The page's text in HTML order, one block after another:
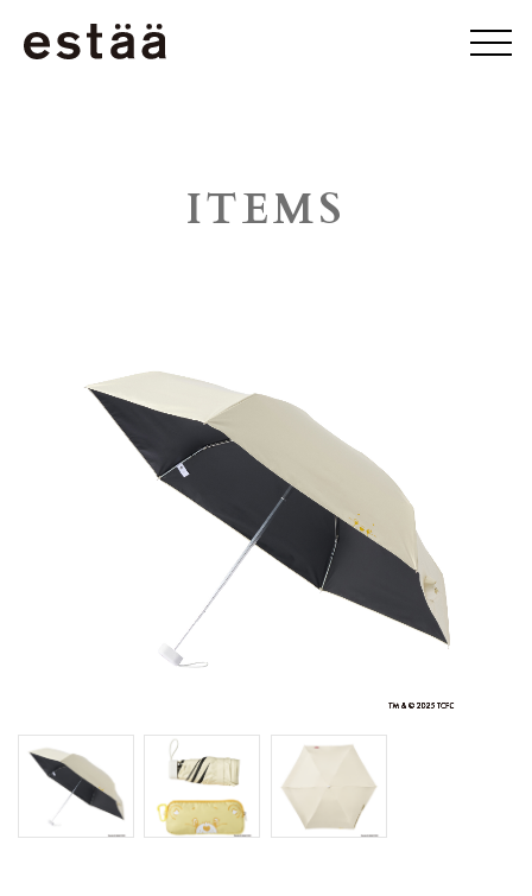
ITEMS